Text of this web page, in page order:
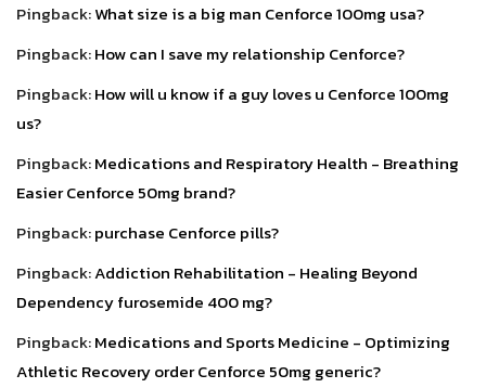
Pingback:What size is a big man Cenforce 100mg usa?
Pingback:How can I save my relationship Cenforce?
Pingback:How will u know if a guy loves u Cenforce 100mg
us?
Pingback:Medications and Respiratory Health - Breathing
Easier Cenforce 50mg brand?
Pingback:purchase Cenforce pills?
Pingback:Addiction Rehabilitation - Healing Beyond
Dependency furosemide 400 mg?
Pingback:Medications and Sports Medicine - Optimizing
Athletic Recovery order Cenforce 50mg generic?